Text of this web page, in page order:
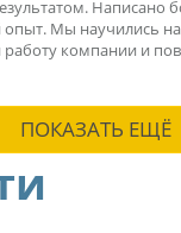
Написано
опыт. Мы научились
компании и
ПОКАЗАТЬ ЕЩЁ